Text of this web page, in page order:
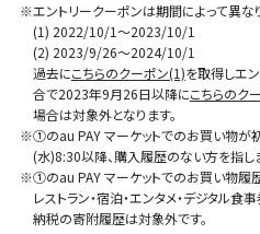
※エントリークーポンは期間によって異な
(1) 2022/10/1～2023/10/1
(2) 2023/9/26～2024/10/1
過去にこちらのクーポン(1)を取得しエ
合で2023年9月26日以降にこちらのク
場合は対象外となります。
※①のau PAY マーケットでのお買い物が初めての方とは、2017年8月9日
(水)8:30以降、購入履歴のない方を指し
※①のau PAY マーケットでのお買い物履
レストラン・宿泊・エンタメ・デジタル食
納税の寄附履歴は対象外です。